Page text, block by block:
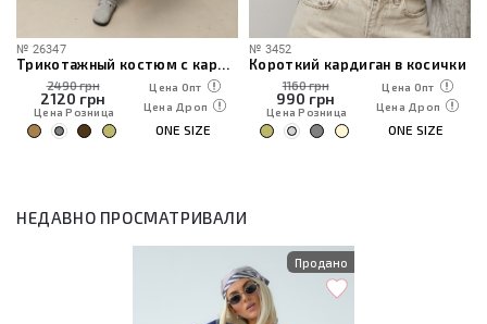
№ 26347
Трикотажный костюм с кардиганом, топом и брюками
2490 грн
2120 грн
Цена Розница
Цена Опт
Цена Дроп
ONE SIZE
№ 3452
Короткий кардиган в косички
1160 грн
990 грн
Цена Розница
Цена Опт
Цена Дроп
ONE SIZE
НЕДАВНО ПРОСМАТРИВАЛИ
Продано